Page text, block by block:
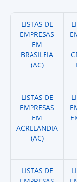
LISTAS DE
EMPRESAS
EM
BRASILEIA
(AC)
LISTAS DE
EMPRESAS
EM
ACRELANDIA
(AC)
LISTAS DE